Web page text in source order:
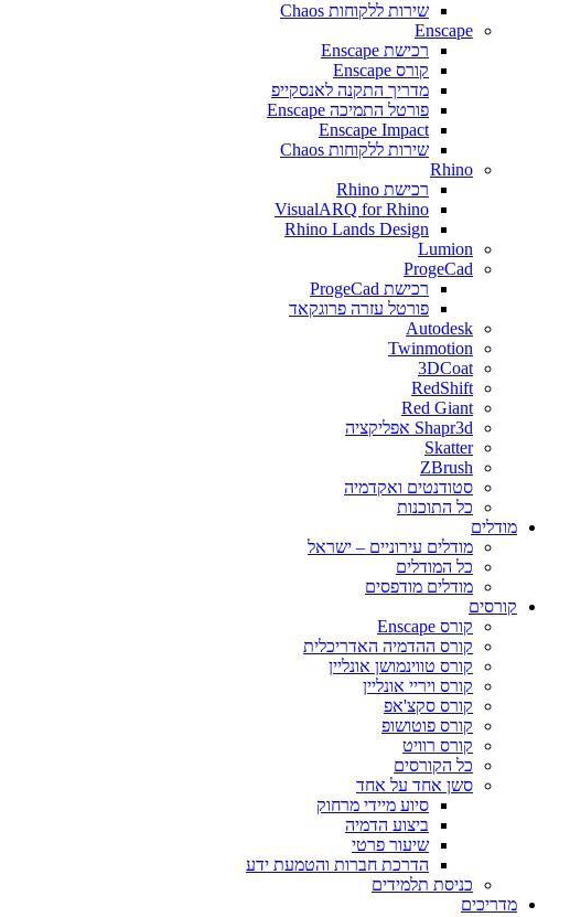
שירות ללקוחות Chaos
Enscape
רכישת Enscape
קורס Enscape
מדריך התקנה לאנסקייפ
פורטל התמיכה Enscape
Enscape Impact
שירות ללקוחות Chaos
Rhino
רכישת Rhino
VisualARQ for Rhino
Rhino Lands Design
Lumion
ProgeCad
רכישת ProgeCad
פורטל עזרה פרוגקאד
Autodesk
Twinmotion
3DCoat
RedShift
Red Giant
Shapr3d אפליקציה
Skatter
ZBrush
סטודנטים ואקדמיה
כל התוכנות
מודלים
מודלים עירוניים – ישראל
כל המודלים
מודלים מודפסים
קורסים
קורס Enscape
קורס ההדמיה האדריכלית
קורס טווינמושן אונליין
קורס ויריי אונליין
קורס סקצ'אפ
קורס פוטושופ
קורס רוויט
כל הקורסים
סשן אחד על אחד
סיוע מיידי מרחוק
ביצוע הדמיה
שיעור פרטי
הדרכת חברות והטמעת ידע
כניסת תלמידים
מדריכים